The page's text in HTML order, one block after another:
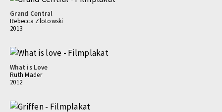
Grand Central
Rebecca Zlotowski
2013
What is Love
Ruth Mader
2012